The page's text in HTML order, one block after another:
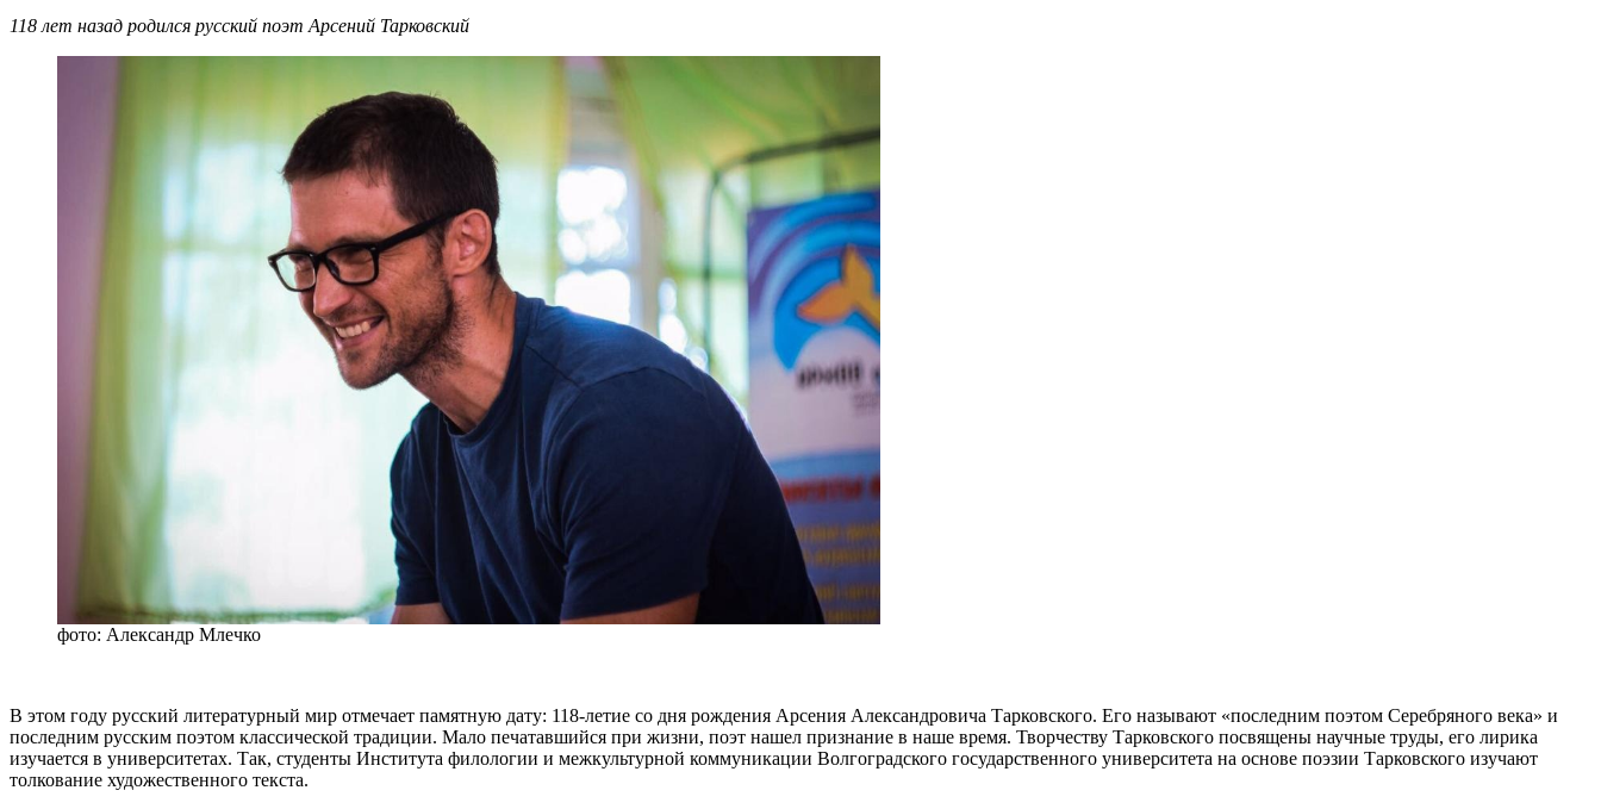
118 лет назад родился русский поэт Арсений Тарковский
фото: Александр Млечко
В этом году русский литературный мир отмечает памятную дату: 118-летие со дня рождения Арсения Александровича Тарковского. Его называют «последним поэтом Серебряного века» и
последним русским поэтом классической традиции. Мало печатавшийся при жизни, поэт нашел признание в наше время. Творчеству Тарковского посвящены научные труды, его лирика
изучается в университетах. Так, студенты Института филологии и межкультурной коммуникации Волгоградского государственного университета на основе поэзии Тарковского изучают
толкование художественного текста.